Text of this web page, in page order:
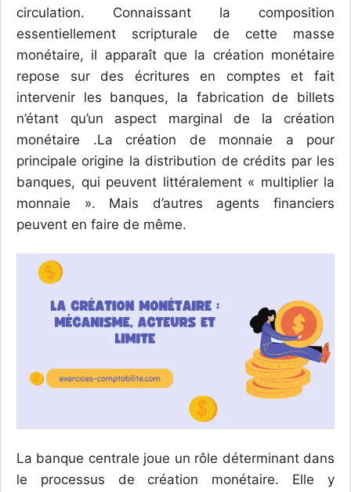
circulation. Connaissant la composition
essentiellement scripturale de cette masse
monétaire, il apparaît que la création monétaire
repose sur des écritures en comptes et fait
intervenir les banques, la fabrication de billets
n’étant qu’un aspect marginal de la création
monétaire .La création de monnaie a pour
principale origine la distribution de crédits par les
banques, qui peuvent littéralement « multiplier la
monnaie ». Mais d’autres agents financiers
peuvent en faire de même.
La banque centrale joue un rôle déterminant dans
le processus de création monétaire. Elle y